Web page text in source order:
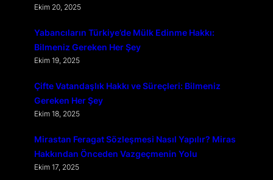
Ekim 20, 2025
Yabancıların Türkiye’de Mülk Edinme Hakkı:
Bilmeniz Gereken Her Şey
Ekim 19, 2025
Çifte Vatandaşlık Hakkı ve Süreçleri: Bilmeniz
Gereken Her Şey
Ekim 18, 2025
Mirastan Feragat Sözleşmesi Nasıl Yapılır? Miras
Hakkından Önceden Vazgeçmenin Yolu
Ekim 17, 2025